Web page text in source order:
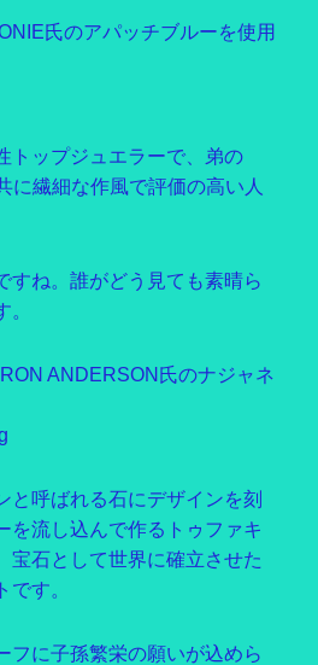
氏のアパッチブルーを使用
トップジュエラーで、弟の
に繊細な作風で評価の高い人
すね。誰がどう見ても素晴ら
。
ANDERSON氏のナジャネ
と呼ばれる石にデザインを刻
を流し込んで作るトゥファキ
宝石として世界に確立させた
です。
フに子孫繁栄の願いが込めら